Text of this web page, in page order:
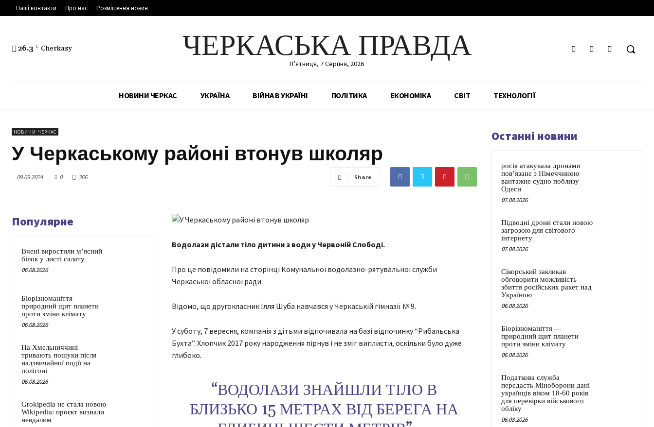
Наші контакти Про нас Розміщення новин
26.3 C Cherkasy ЧЕРКАСЬКА ПРАВДА
П’ятниця, 7 Серпня, 2026
НОВИНИ ЧЕРКАС УКРАЇНА ВІЙНА В УКРАЇНІ ПОЛІТИКА ЕКОНОМІКА СВІТ ТЕХНОЛОГІЇ
НОВИНИ ЧЕРКАС
У Черкаському районі втонув школяр
09.09.2024 0 366 Share
Популярне
Вчені виростили м’ясний
білок у листі салату
06.08.2026
Біорізноманіття —
природний щит планети
проти зміни клімату
06.08.2026
На Хмельниччині
тривають пошуки після
надзвичайної події на
полігоні
06.08.2026
Grokipedia не стала новою
Wikipedia: проєкт визнали
невдалим
Водолази дістали тіло дитини з води у Червоній Слободі.
Про це повідомили на сторінці Комунальної водолазно-рятувальної служби
Черкаської обласної ради.
Відомо, що другокласник Ілля Шуба навчався у Черкаській гімназії № 9.
У суботу, 7 вересня, компанія з дітьми відпочивала на базі відпочинку “Рибальська
Бухта”. Хлопчик 2017 року народження пірнув і не зміг виплисти, оскільки було дуже
глибоко.
“ВОДОЛАЗИ ЗНАЙШЛИ ТІЛО В
БЛИЗЬКО 15 МЕТРАХ ВІД БЕРЕГА НА
Останні новини
росія атакувала дронами
пов’язане з Німеччиною
вантажне судно поблизу
Одеси
07.08.2026
Підводні дрони стали новою
загрозою для світового
інтернету
07.08.2026
Сікорський закликав
обговорити можливість
збиття російських ракет над
Україною
06.08.2026
Біорізноманіття —
природний щит планети
проти зміни клімату
06.08.2026
Податкова служба
передасть Міноборони дані
українців віком 18-60 років
для перевірки військового
обліку
06.08.2026